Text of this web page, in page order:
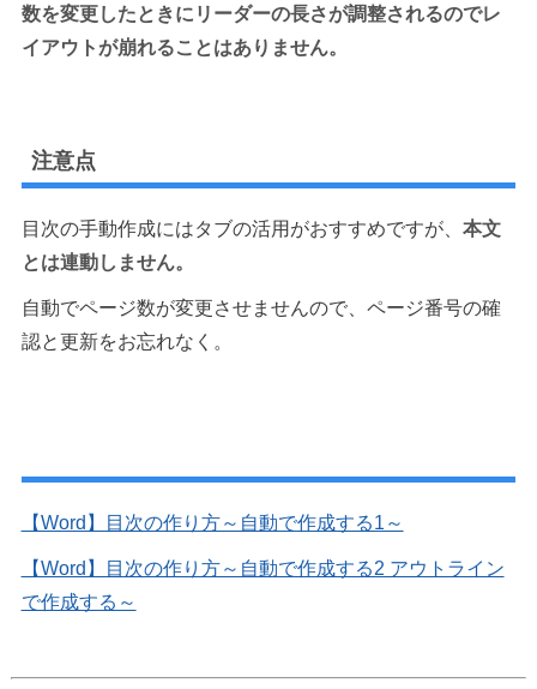
数を変更したときにリーダーの長さが調整されるのでレ
イアウトが崩れることはありません。
注意点
目次の手動作成にはタブの活用がおすすめですが、 本文
とは連動しません。
自動でページ数が変更させませんので、ページ番号の確
認と更新をお忘れなく。
【Word】目次の作り方～自動で作成する1～
【Word】目次の作り方～自動で作成する2 アウトライン
で作成する～